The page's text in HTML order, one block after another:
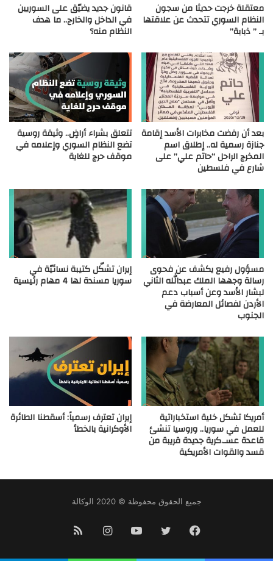
معتقلة خرجت حديثا من سجون
النظام السوري تتحدث عن علاقتها
بـ ” ذبابة”
قانون جديد يضيّق على السوريين
في الداخل والخارج.. ما هدف
النظام منه؟
بعد أن رفضت مخابرات الأسد إقامة
جنازة رسمية له.. إطلاق اسم
المخرج الراحل “حاتم علي” على
شارع في فلسطين
تتعلق بشراء أراضٍ.. وثيقة روسية
تضع النظام السوري وإعلامه في
موقف حرج للغاية
مسؤول رفيع يكشف عن فحوى
رسالة وجهها الملك عبدالله الثاني
لبشار الأسد وعن أسباب دعم
الأردن لفصائل المعارضة في
الجنوب
إيران تشكّل كتيبة نسائيّة في
سوريا مسندة لها 4 مهام رئيسية
أمريكا تشكل خلية استخباراتية
للعمل في سوريا.. وروسيا تنشئ
قاعدة عسـ.كرية جديدة قريبة من
قسد والقوات الأمريكية
إيران تعترف رسمياً: أسقطنا الطائرة
الأوكرانية بالخطأ
جميع الحقوق محفوظة © 2020 الوكالة
فيسبوك تويتر يوتيوب انستقرام